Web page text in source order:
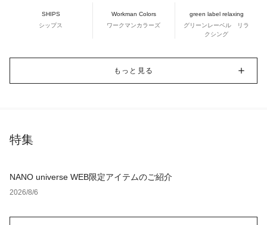
SHIPS
シップス
Workman Colors
ワークマンカラーズ
green label relaxing
グリーンレーベル リラ
クシング
もっと見る
特集
NANO universe WEB限定アイテムのご紹介
2026/8/6